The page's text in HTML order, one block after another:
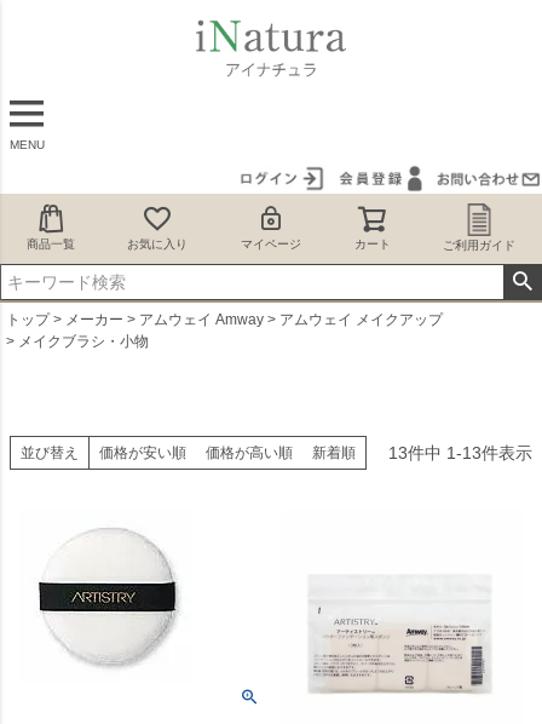
MENU
商品一覧 お気に入り マイページ カート ご利用ガイド
トップ メーカー アムウェイ Amway
アムウェイ メイクアップ
メイクブラシ・小物
並び替え 価格が安い順 価格が高い順 新着順 13件中 1-13件表示